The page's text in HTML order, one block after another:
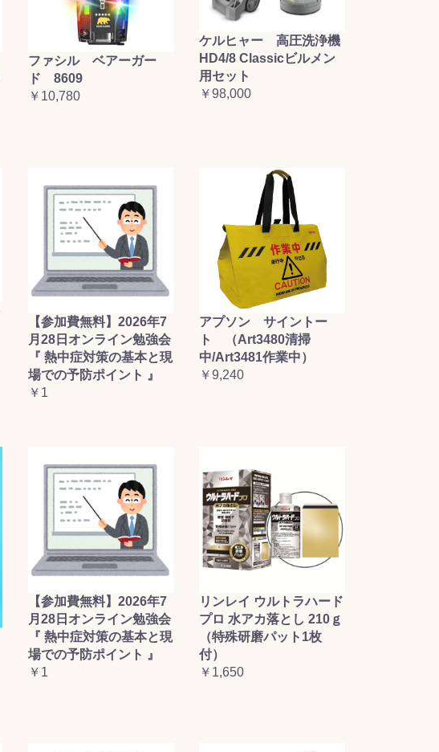
ファシル ベアーガー
ド 8609
￥10,780
ケルヒャー 高圧洗浄機
HD4/8 Classicビルメン
用セット
￥98,000
【参加費無料】2026年7
月28日オンライン勉強会
『 熱中症対策の基本と現
場での予防ポイント 』
￥1
アプソン サイントー
ト （Art3480清掃
中/Art3481作業中）
￥9,240
【参加費無料】2026年7
月28日オンライン勉強会
『 熱中症対策の基本と現
場での予防ポイント 』
￥1
リンレイ ウルトラハード
プロ 水アカ落とし 210ｇ
（特殊研磨パット1枚
付）
￥1,650